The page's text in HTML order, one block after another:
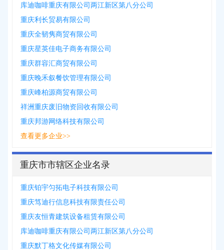
库迪咖啡重庆有限公司两江新区第八分公司
重庆利长贸易有限公司
重庆全韧隽商贸有限公司
重庆星英佳电子商务有限公司
重庆群容汇商贸有限公司
重庆晚禾叙餐饮管理有限公司
重庆峰柏源商贸有限公司
祥洲重庆废旧物资回收有限公司
重庆邦游网络科技有限公司
查看更多企业>>
重庆市市辖区企业名录
重庆铂宇匀拓电子科技有限公司
重庆笃迪行信息科技有限责任公司
重庆友恒青建筑设备租赁有限公司
库迪咖啡重庆有限公司两江新区第八分公司
重庆默丁格文化传媒有限公司